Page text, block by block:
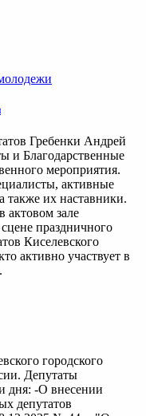
Гребенки Андрей
и Благодарственные
мероприятия.
активные
также их наставники.
актовом зале
праздничного
Киселевского
активно участвует в
городского
Депутаты
дня: -О внесении
депутатов